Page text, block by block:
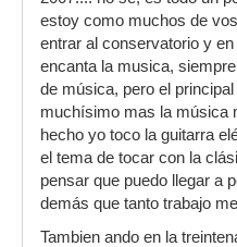
estoy como muchos de
entrar al conservatorio y
encanta la musica,
de música, pero el
muchísimo mas la música
hecho yo toco la guitarra
el tema de tocar con la
pensar que puedo llegar a
demás que tanto trabajo
Tambien ando en la